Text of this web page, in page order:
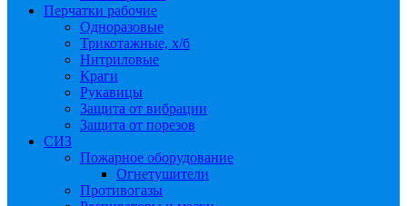
Перчатки рабочие
Одноразовые
Трикотажные, х/б
Нитриловые
Краги
Рукавицы
Защита от вибрации
Защита от порезов
СИЗ
Пожарное оборудование
Огнетушители
Противогазы